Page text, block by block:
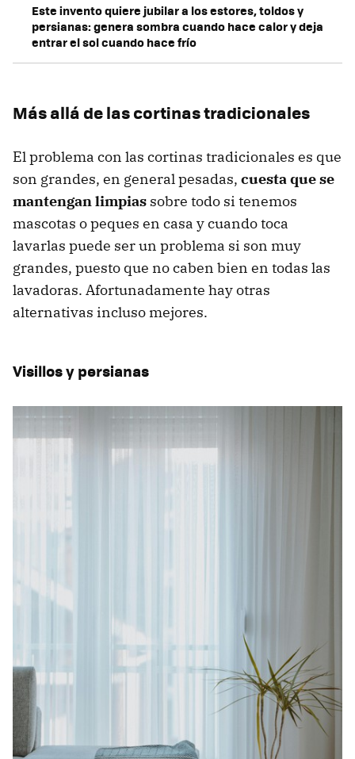
Este invento quiere jubilar a los estores, toldos y
persianas: genera sombra cuando hace calor y deja
entrar el sol cuando hace frío
Más allá de las cortinas tradicionales
El problema con las cortinas tradicionales es que
son grandes, en general pesadas, cuesta que se
mantengan limpias sobre todo si tenemos
mascotas o peques en casa y cuando toca
lavarlas puede ser un problema si son muy
grandes, puesto que no caben bien en todas las
lavadoras. Afortunadamente hay otras
alternativas incluso mejores.
Visillos y persianas